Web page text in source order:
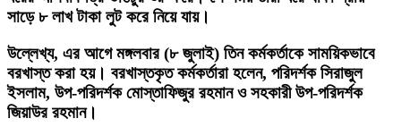
সাড়ে ৮ লাখ টাকা লুট করে নিয়ে যায়।
উল্লেখ্য, এর আগে মঙ্গলবার (৮ জুলাই) তিন কর্মকর্তাকে সাময়িকভাবে
বরখাস্ত করা হয়। বরখাস্তকৃত কর্মকর্তারা হলেন, পরিদর্শক সিরাজুল
ইসলাম, উপ-পরিদর্শক মোস্তাফিজুর রহমান ও সহকারী উপ-পরিদর্শক
জিয়াউর রহমান।